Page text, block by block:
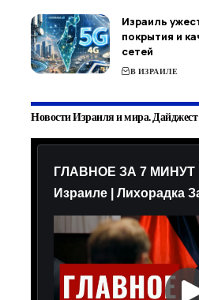
Израиль
покрытия и
сетей
В ИЗРАИЛЕ
Новости Израиля и мира.